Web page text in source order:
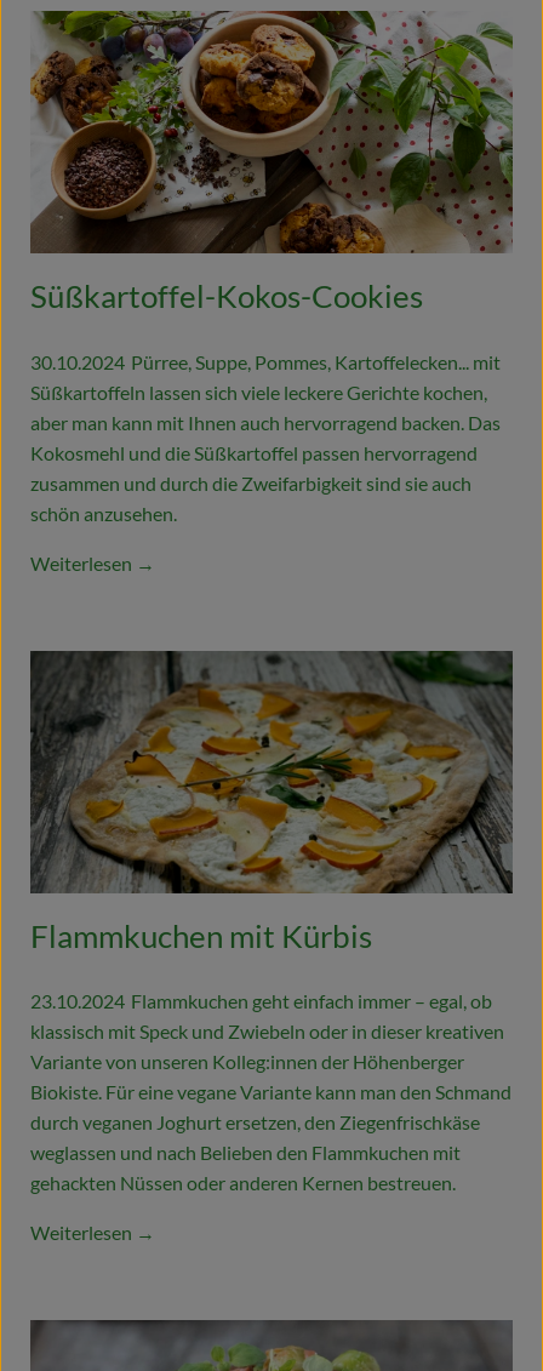
Süßkartoffel-Kokos-Cookies
30.10.2024 Pürree, Suppe, Pommes, Kartoffelecken... mit
Süßkartoffeln lassen sich viele leckere Gerichte kochen,
aber man kann mit Ihnen auch hervorragend backen. Das
Kokosmehl und die Süßkartoffel passen hervorragend
zusammen und durch die Zweifarbigkeit sind sie auch
schön anzusehen.
Weiterlesen →
Flammkuchen mit Kürbis
23.10.2024 Flammkuchen geht einfach immer – egal, ob
klassisch mit Speck und Zwiebeln oder in dieser kreativen
Variante von unseren Kolleg:innen der Höhenberger
Biokiste. Für eine vegane Variante kann man den Schmand
durch veganen Joghurt ersetzen, den Ziegenfrischkäse
weglassen und nach Belieben den Flammkuchen mit
gehackten Nüssen oder anderen Kernen bestreuen.
Weiterlesen →